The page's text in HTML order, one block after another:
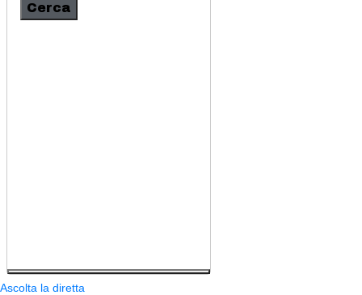
Cerca
Ascolta la diretta